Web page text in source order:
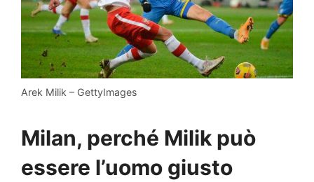
Arek Milik – GettyImages
Milan, perché Milik può
essere l’uomo giusto